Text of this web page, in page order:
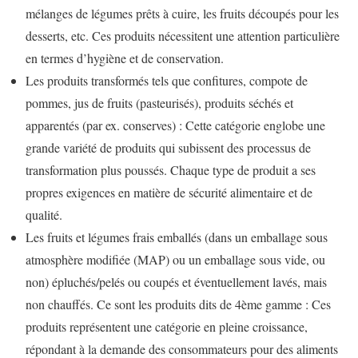
mélanges de légumes prêts à cuire, les fruits découpés pour les
desserts, etc. Ces produits nécessitent une attention particulière
en termes d’hygiène et de conservation.
Les produits transformés tels que confitures, compote de
pommes, jus de fruits (pasteurisés), produits séchés et
apparentés (par ex. conserves) : Cette catégorie englobe une
grande variété de produits qui subissent des processus de
transformation plus poussés. Chaque type de produit a ses
propres exigences en matière de sécurité alimentaire et de
qualité.
Les fruits et légumes frais emballés (dans un emballage sous
atmosphère modifiée (MAP) ou un emballage sous vide, ou
non) épluchés/pelés ou coupés et éventuellement lavés, mais
non chauffés. Ce sont les produits dits de 4ème gamme : Ces
produits représentent une catégorie en pleine croissance,
répondant à la demande des consommateurs pour des aliments